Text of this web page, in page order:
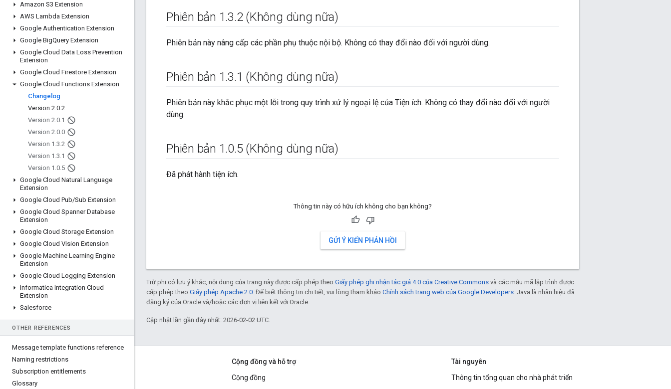
Amazon S3 Extension
AWS Lambda Extension
Google Authentication Extension
Google BigQuery Extension
Google Cloud Data Loss Prevention
Extension
Google Cloud Firestore Extension
Google Cloud Functions Extension
Changelog
Version 2.0.2
Version 2.0.1
Version 2.0.0
Version 1 .3.2
Version 1 .3.1
Version 1 .0.5
Google Cloud Natural Language
Extension
Google Cloud Pub/Sub Extension
Google Cloud Spanner Database
Extension
Google Cloud Storage Extension
Google Cloud Vision Extension
Google Machine Learning Engine
Extension
Google Cloud Logging Extension
Informatica Integration Cloud
Extension
Salesforce
OTHER REFERENCES
Message template functions reference
Naming restrictions
Subscription entitlements
Glossary
Phiên bản 1.3.2 (Không dùng nữa)
Phiên bản này nâng cấp các phần phụ thuộc nội bộ. Không có thay đổi nào đối với người dùng.
Phiên bản 1.3.1 (Không dùng nữa)
Phiên bản này khắc phục một lỗi trong quy trình xử lý ngoại lệ của Tiện ích. Không có thay đổi nào đối với người
dùng.
Phiên bản 1.0.5 (Không dùng nữa)
Đã phát hành tiện ích.
Thông tin này có hữu ích không cho bạn không?
GỬI Ý KIẾN PHẢN HỒI
Trừ phi có lưu ý khác, nội dung của trang này được cấp phép theo Giấy phép ghi nhận tác giả 4.0 của Creative Commons và các mẫu mã lập trình được
cấp phép theo Giấy phép Apache 2.0. Để biết thông tin chi tiết, vui lòng tham khảo Chính sách trang web của Google Developers. Java là nhãn hiệu đã
đăng ký của Oracle và/hoặc các đơn vị liên kết với Oracle.
Cập nhật lần gần đây nhất: 2026-02-02 UTC.
Giới thiệu về Apigee
We're part of Google
Cộng đồng và hỗ trợ
Cộng đồng
Tài nguyên
Thông tin tổng quan cho nhà phát triển